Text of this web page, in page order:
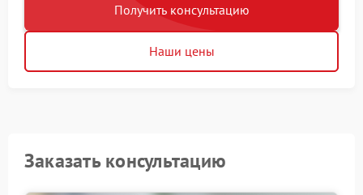
Получить консультацию
Наши цены
Заказать консультацию